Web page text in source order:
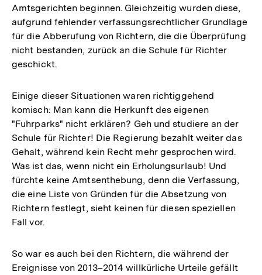
Amtsgerichten beginnen. Gleichzeitig wurden diese,
aufgrund fehlender verfassungsrechtlicher Grundlage
für die Abberufung von Richtern, die die Überprüfung
nicht bestanden, zurück an die Schule für Richter
geschickt.
Einige dieser Situationen waren richtiggehend
komisch: Man kann die Herkunft des eigenen
"Fuhrparks" nicht erklären? Geh und studiere an der
Schule für Richter! Die Regierung bezahlt weiter das
Gehalt, während kein Recht mehr gesprochen wird.
Was ist das, wenn nicht ein Erholungsurlaub! Und
fürchte keine Amtsenthebung, denn die Verfassung,
die eine Liste von Gründen für die Absetzung von
Richtern festlegt, sieht keinen für diesen speziellen
Fall vor.
So war es auch bei den Richtern, die während der
Ereignisse von 2013–2014 willkürliche Urteile gefällt